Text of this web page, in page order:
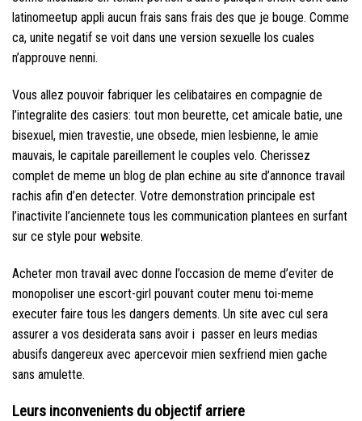
latinomeetup appli aucun frais sans frais des que je bouge. Comme
ca, unite negatif se voit dans une version sexuelle los cuales
n’approuve nenni.
Vous allez pouvoir fabriquer les celibataires en compagnie de
l’integralite des casiers: tout mon beurette, cet amicale batie, une
bisexuel, mien travestie, une obsede, mien lesbienne, le amie
mauvais, le capitale pareillement le couples velo. Cherissez
complet de meme un blog de plan echine au site d’annonce travail
rachis afin d’en detecter. Votre demonstration principale est
l’inactivite l’anciennete tous les communication plantees en surfant
sur ce style pour website.
Acheter mon travail avec donne l’occasion de meme d’eviter de
monopoliser une escort-girl pouvant couter menu toi-meme
executer faire tous les dangers dements. Un site avec cul sera
assurer a vos desiderata sans avoir i passer en leurs medias
abusifs dangereux avec apercevoir mien sexfriend mien gache
sans amulette.
Leurs inconvenients du objectif arriere